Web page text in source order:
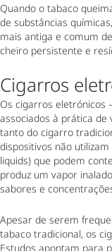
Quando o tabaco
de substâncias
mais antiga e comum
cheiro persistente e
Cigarros
Os cigarros eletrónicos
associados à prática de
tanto do cigarro
dispositivos não
liquids) que podem
produz um vapor
sabores e
Apesar de serem
tabaco tradicional, os
Estudos apontam para